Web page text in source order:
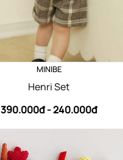
MINIBE
Henri Set
390.000đ -240.000đ